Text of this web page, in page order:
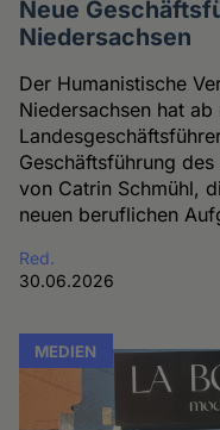
Neue
Niedersachsen
Der Humanistische
Niedersachsen hat
Geschäftsführung
von Catrin Schmühl,
neuen beruflichen
Red.
30.06.2026
MEDIEN